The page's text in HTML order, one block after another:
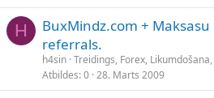
H
BuxMindz.com +
referrals.
h4sin Treidings, Forex,
Atbildes 0 28. Marts 2009